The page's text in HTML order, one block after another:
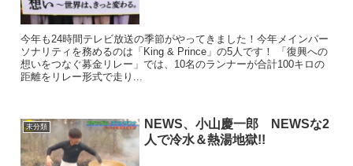
今年も24時間テレビ放送の季節がやってきました！今年メインパー
ソナリティを務めるのは「King & Prince」の5人です！ 「復興への
想いをつなぐ募金リレー」では、10名のランナーが合計100キロの
距離をリレー形式で走り...
未分類
NEWS、小山慶一郎 NEWSな2
人で冷水＆熱湯地獄!!